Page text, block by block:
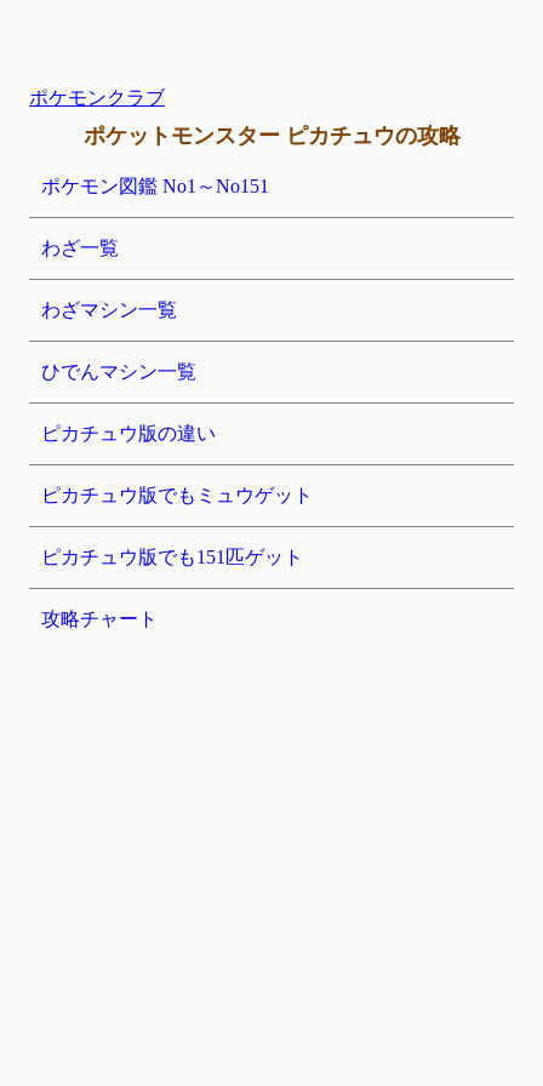
ポケモンクラブ
ポケットモンスター ピカチュウの攻略
ポケモン図鑑 No1～No151
わざ一覧
わざマシン一覧
ひでんマシン一覧
ピカチュウ版の違い
ピカチュウ版でもミュウゲット
ピカチュウ版でも151匹ゲット
攻略チャート